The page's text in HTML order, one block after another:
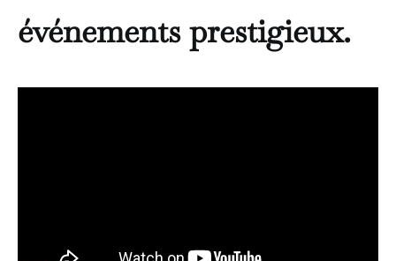
événements prestigieux.